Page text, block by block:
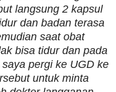
langsung 2 kapsul
dan badan terasa
saat obat
bisa tidur dan pada
pergi ke UGD ke
untuk minta